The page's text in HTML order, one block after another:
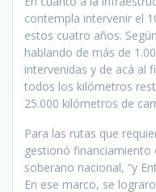
contempla intervenir el
estos cuatro años.
hablando de más de
intervenidas y de acá al
todos los kilómetros
25.000 kilómetros de
Para las rutas que
gestionó
soberano nacional, “y
En ese marco, se